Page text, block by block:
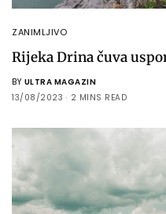
ZANIMLJIVO
Rijeka Drina čuva
BY ULTRA MAGAZIN
13/08/2023
2 MINS READ